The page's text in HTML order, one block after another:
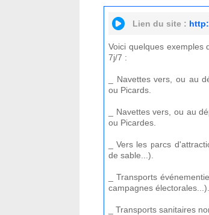
Lien du site :
Voici quelques
7j/7 :
_ Navettes vers, ou au
ou Picards.
_ Navettes vers, ou au
ou Picardes.
_ Vers les parcs
de sable...).
_ Transports
campagnes électorales...).
_ Transports sanitaires